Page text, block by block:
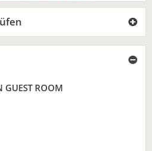
GUEST ROOM